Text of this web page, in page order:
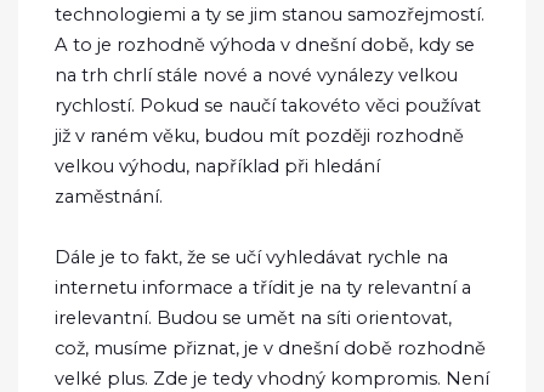
technologiemi a ty se jim stanou samozřejmostí.
A to je rozhodně výhoda v dnešní době, kdy se
na trh chrlí stále nové a nové vynálezy velkou
rychlostí. Pokud se naučí takovéto věci používat
již v raném věku, budou mít později rozhodně
velkou výhodu, například při hledání
zaměstnání.
Dále je to fakt, že se učí vyhledávat rychle na
internetu informace a třídit je na ty relevantní a
irelevantní. Budou se umět na síti orientovat,
což, musíme přiznat, je v dnešní době rozhodně
velké plus. Zde je tedy vhodný kompromis. Není